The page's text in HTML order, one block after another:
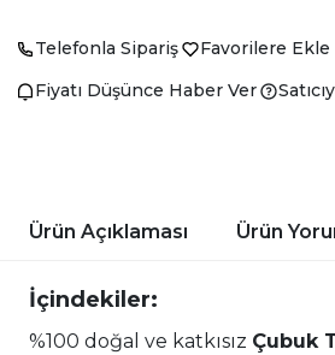
Telefonla Sipariş
Favorilere Ekle
Fiyatı Düşünce Haber Ver
Ürün Açıklaması Ürün
İçindekiler:
%100 doğal ve katkısız Çubuk